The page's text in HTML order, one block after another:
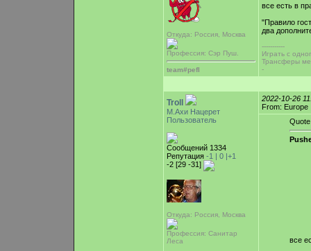
Откуда: Россия, Москва
Профессия: Сэр Пуш.
team#pefl
все есть в
"Правило
два
-----------
Играть с
Трансферы
-
Troll
М.Ахи Нацерет
Пользователь
Сообщений 1334
Репутация -1 | 0 |+1
-2 [29 -31]
Откуда: Россия, Москва
Профессия: Санитар
Леса
2022-10-26
From: Europe
Quote
все